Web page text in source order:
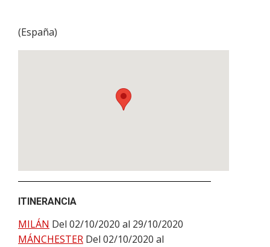
(España)
ITINERANCIA
MILÁN Del 02/10/2020 al 29/10/2020
MÁNCHESTER Del 02/10/2020 al